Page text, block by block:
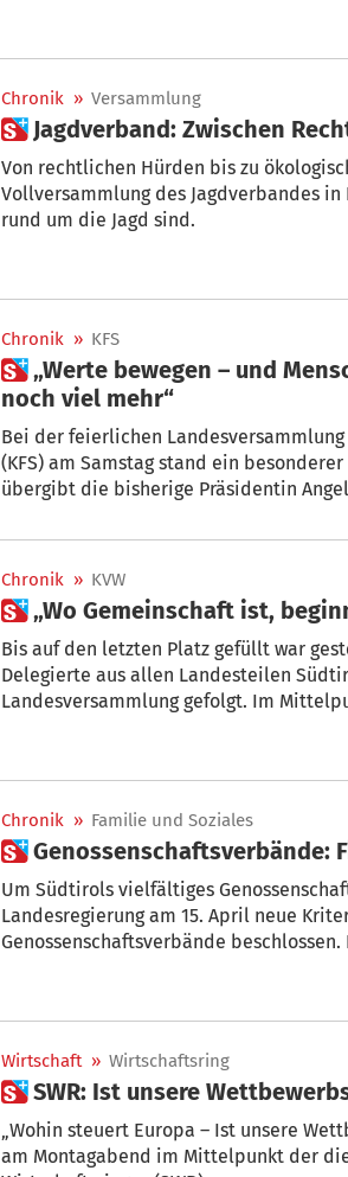
Chronik » Versammlung
 Jagdverband: Zwischen
Von rechtlichen Hürden bis zu
Vollversammlung des Jagdverbandes in
rund um die Jagd sind.
Chronik » KFS
 „Werte bewegen – und Menschen, die für etwas brennen, bewegen
noch viel mehr“
Bei der feierlichen
(KFS) am Samstag stand ein
übergibt die bisherige Präsidentin
zurück.
Chronik » KVW
 „Wo Gemeinschaft ist,
Bis auf den letzten Platz gefüllt war
Delegierte aus allen Landesteilen
Landesversammlung gefolgt. Im
Chronik » Familie und Soziales

Um Südtirols vielfältiges
Landesregierung am 15. April neue
Genossenschaftsverbände
Rosmarie Pamer nach intensiver
Wirtschaft » Wirtschaftsring
 SWR: Ist unsere
„Wohin steuert Europa – Ist unsere
am Montagabend im Mittelpunkt der diesjährigen Generalversammlung des Südtiroler